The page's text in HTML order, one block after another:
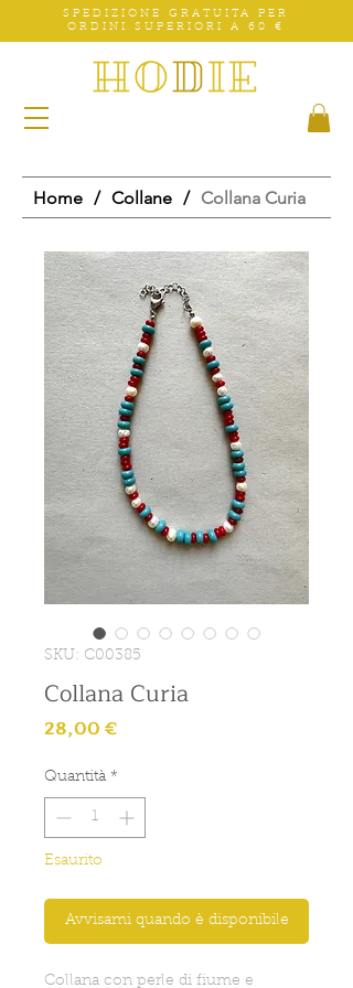
SPEDIZIONE GRATUITA PER
ORDINI SUPERIORI A 60 €
Home / Collane / Collana Curia
SKU: C00385
Collana Curia
28,00 €Prezzo
Quantità *
Esaurito
Avvisami quando è disponibile
Collana con perle di fiume e